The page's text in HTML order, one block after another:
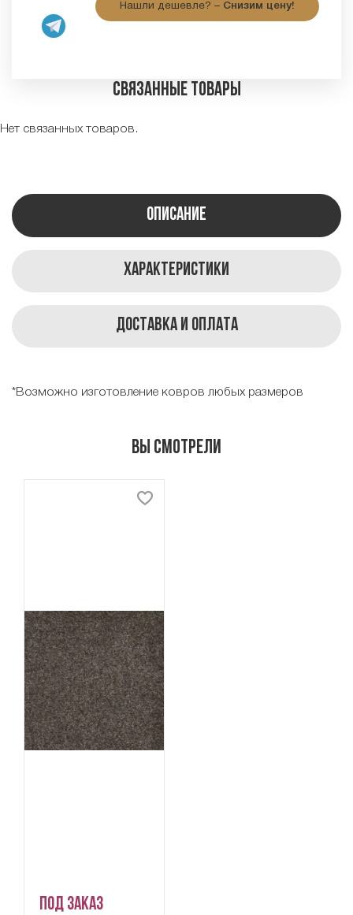
Нашли дешевле? – Снизим цену!
Связанные товары
Нет связанных товаров.
Описание
Характеристики
Доставка и оплата
*Возможно изготовление ковров любых размеров
Вы смотрели
Под заказ